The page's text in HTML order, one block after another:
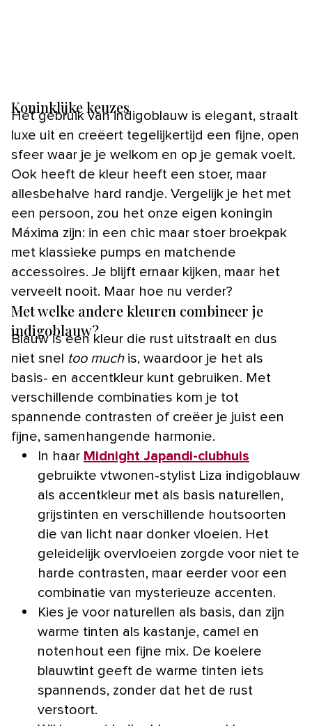
Koninklijke keuzes
Het gebruik van indigoblauw is elegant, straalt
luxe uit en creëert tegelijkertijd een fijne, open
sfeer waar je je welkom en op je gemak voelt.
Ook heeft de kleur heeft een stoer, maar
allesbehalve hard randje. Vergelijk je het met
een persoon, zou het onze eigen koningin
Máxima zijn: in een chic maar stoer broekpak
met klassieke pumps en matchende
accessoires. Je blijft ernaar kijken, maar het
verveelt nooit. Maar hoe nu verder?
Met welke andere kleuren combineer je
indigoblauw?
Blauw is een kleur die rust uitstraalt en dus
niet snel too muchis, waardoor je het als
basis- en accentkleur kunt gebruiken. Met
verschillende combinaties kom je tot
spannende contrasten of creëer je juist een
fijne, samenhangende harmonie.
In haar Midnight Japandi-clubhuis
gebruikte vtwonen-stylist Liza indigoblauw
als accentkleur met als basis naturellen,
grijstinten en verschillende houtsoorten
die van licht naar donker vloeien. Het
geleidelijk overvloeien zorgde voor niet te
harde contrasten, maar eerder voor een
combinatie van mysterieuze accenten.
Kies je voor naturellen als basis, dan zijn
warme tinten als kastanje, camel en
notenhout een fijne mix. De koelere
blauwtint geeft de warme tinten iets
spannends, zonder dat het de rust
verstoort.